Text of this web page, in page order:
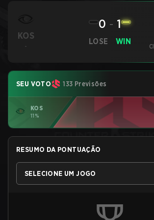
KOS
-
LOSE
0 - 1
WIN
SEU VOTO 133 Previsões
KOS
11%
RESUMO DA PONTUAÇÃO
SELECIONE UM JOGO